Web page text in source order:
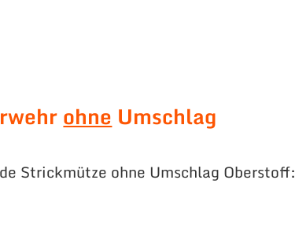
ohne Umschlag
Strickmütze ohne Umschlag Oberstoff: